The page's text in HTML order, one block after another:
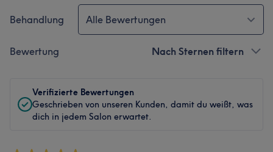
Behandlung Alle Bewertungen
Bewertung Nach Sternen filtern
Verifizierte Bewertungen
Geschrieben von unseren Kunden, damit du weißt, was
dich in jedem Salon erwartet.